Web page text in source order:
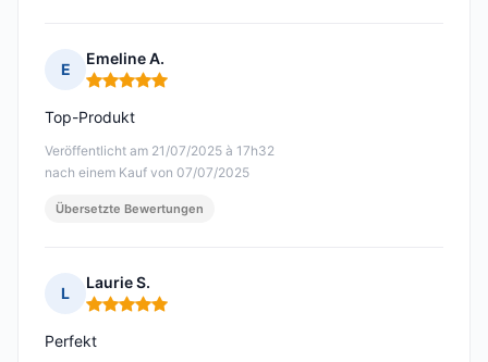
E
Emeline A.
Hinweis: 5 von 5
Veröffentlicht am 21/07/2025 à 17h32
nach einem Kauf von 07/07/2025
Top-Produkt
Übersetzte Bewertungen
L
Laurie S.
Hinweis: 5 von 5
Perfekt